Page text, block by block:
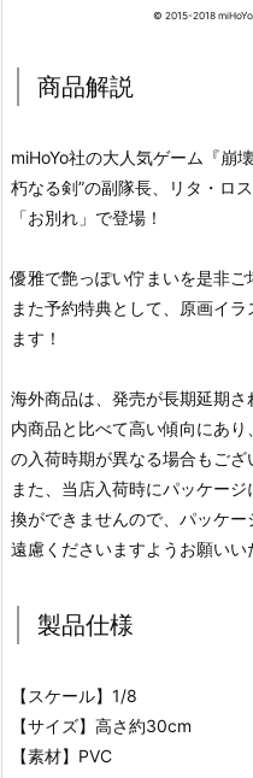
© 2015-2018 miHoYo
商品解説
miHoYo社の大人気ゲーム『崩
朽なる剣”の副隊長、リタ・ロ
「お別れ」で登場！
優雅で艶っぽい佇まいを是非ご
また予約特典として、原画イ
ます！
海外商品は、発売が長期延期
内商品と比べて高い傾向にあ
の入荷時期が異なる場合もござ
また、当店入荷時にパッケー
換ができませんので、パッケ
遠慮くださいますようお願いい
製品仕様
【スケール】1/8
【サイズ】高さ約30cm
【素材】PVC